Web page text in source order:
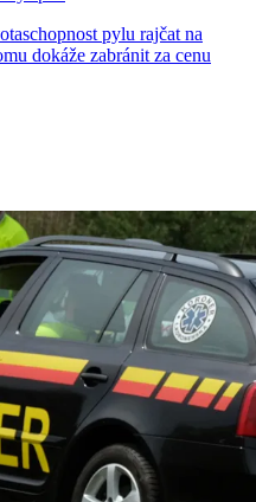
pylu rajčat na
dokáže zabránit za cenu